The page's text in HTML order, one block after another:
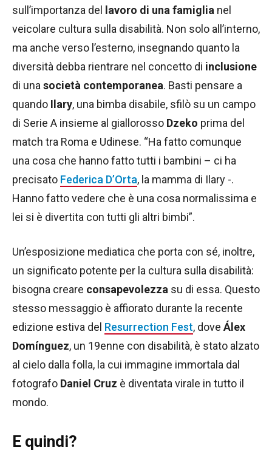
sull’importanza del
lavoro di una famiglia nel
veicolare cultura sulla disabilità. Non solo all’interno,
ma anche verso l’esterno, insegnando quanto la
diversità debba rientrare nel concetto di inclusione
di unasocietà contemporanea. Basti pensare a
quando Ilary, una bimba disabile, sfilò su un campo
di Serie A insieme al giallorosso Dzeko prima del
match tra Roma e Udinese. “Ha fatto comunque
una cosa che hanno fatto tutti i bambini – ci ha
precisato Federica D’Orta, la mamma di Ilary -.
Hanno fatto vedere che è una cosa normalissima e
lei si è divertita con tutti gli altri bimbi”.
Un’esposizione mediatica che porta con sé, inoltre,
un significato potente per la cultura sulla disabilità:
bisogna creare consapevolezza su di essa. Questo
stesso messaggio è affiorato durante la recente
edizione estiva del Resurrection Fest, dove Álex
Domínguez, un 19enne con disabilità, è stato alzato
al cielo dalla folla, la cui immagine immortala dal
fotografo Daniel Cruz è diventata virale in tutto il
mondo.
E quindi?